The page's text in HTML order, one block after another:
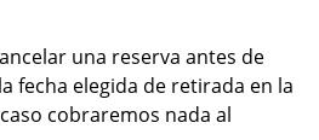
una reserva antes de
fecha elegida de retirada en la
cobraremos nada al